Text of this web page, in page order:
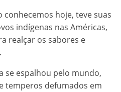
conhecemos hoje, teve suas
indígenas nas Américas,
realçar os sabores e
se espalhou pelo mundo,
temperos defumados em